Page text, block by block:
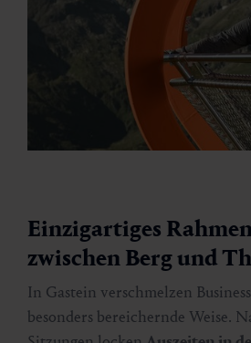
Einzigartiges
zwischen Berg und
In Gastein verschmelzen
besonders bereichernde Weise.